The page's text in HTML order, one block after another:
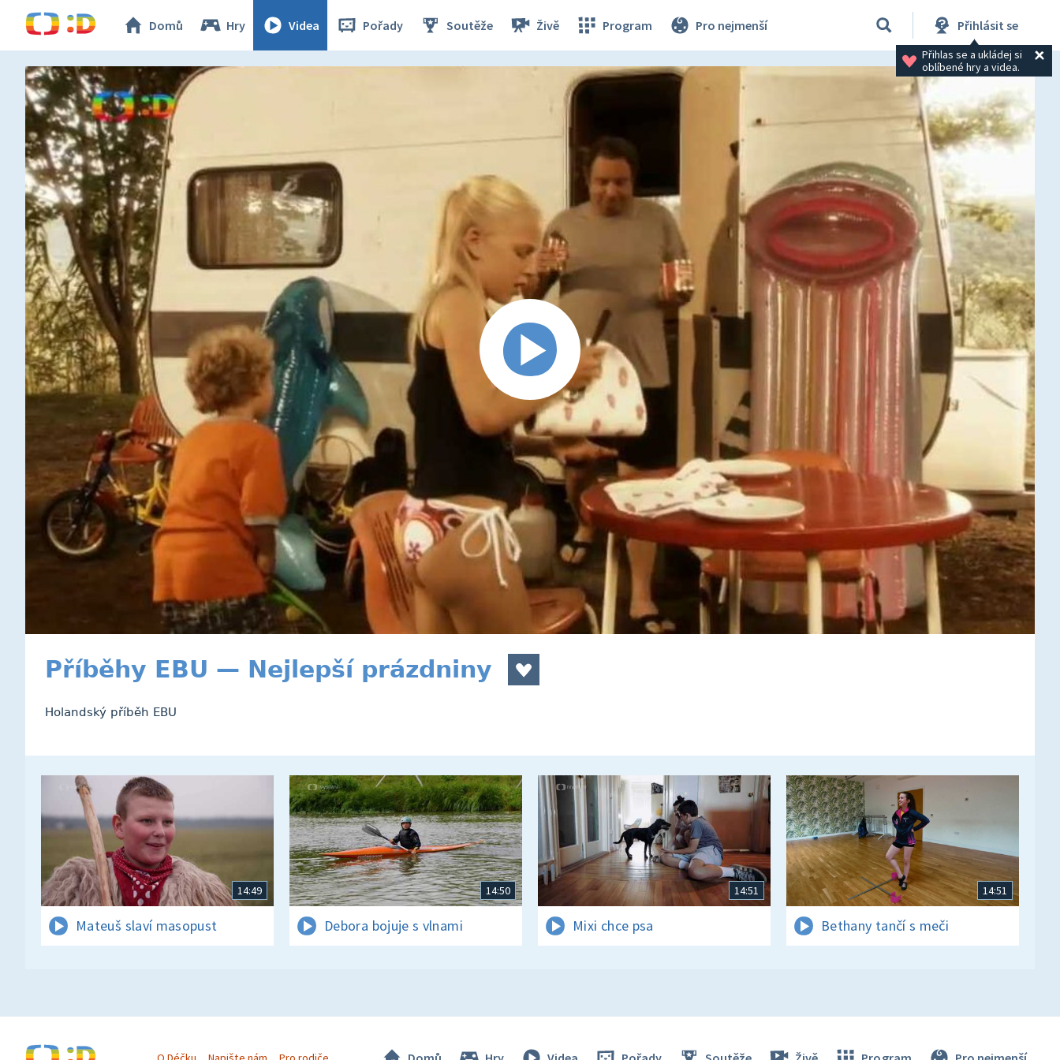
Domů Hry Videa Pořady Soutěže Živě Program Pro nejmenší Přihlásit se
Přihlas se a ukládej si
oblíbené hry a videa.
Příběhy EBU — Nejlepší prázdniny
Holandský příběh EBU
14:49
Mateuš slaví masopust
14:50
Debora bojuje s vlnami
14:51
Mixi chce psa
14:51
Bethany tančí s meči